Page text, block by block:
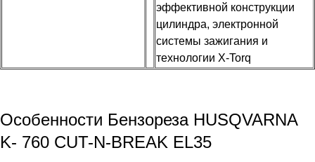
эффективной конструкции
цилиндра, электронной
системы зажигания и
технологии X-Torq
Особенности Бензореза HUSQVARNA
K- 760 CUT-N-BREAK EL35